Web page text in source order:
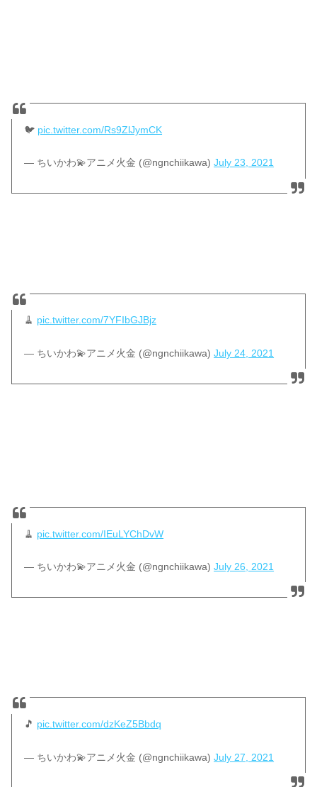
🐦 pic.twitter.com/Rs9ZlJymCK
— ちいかわ💫アニメ火金 (@ngnchiikawa)July 23, 2021
🧹 pic.twitter.com/7YFIbGJBjz
— ちいかわ💫アニメ火金 (@ngnchiikawa)July 24, 2021
🧹 pic.twitter.com/IEuLYChDvW
— ちいかわ💫アニメ火金 (@ngnchiikawa)July 26, 2021
🎵 pic.twitter.com/dzKeZ5Bbdq
— ちいかわ💫アニメ火金 (@ngnchiikawa)July 27, 2021